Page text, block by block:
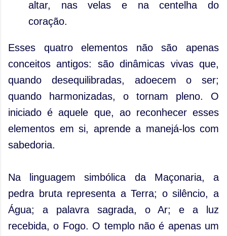
altar, nas velas e na centelha do
coração.
Esses quatro elementos não são apenas
conceitos antigos: são dinâmicas vivas que,
quando desequilibradas, adoecem o ser;
quando harmonizadas, o tornam pleno. O
iniciado é aquele que, ao reconhecer esses
elementos em si, aprende a manejá-los com
sabedoria.
Na linguagem simbólica da Maçonaria, a
pedra bruta representa a Terra; o silêncio, a
Água; a palavra sagrada, o Ar; e a luz
recebida, o Fogo. O templo não é apenas um